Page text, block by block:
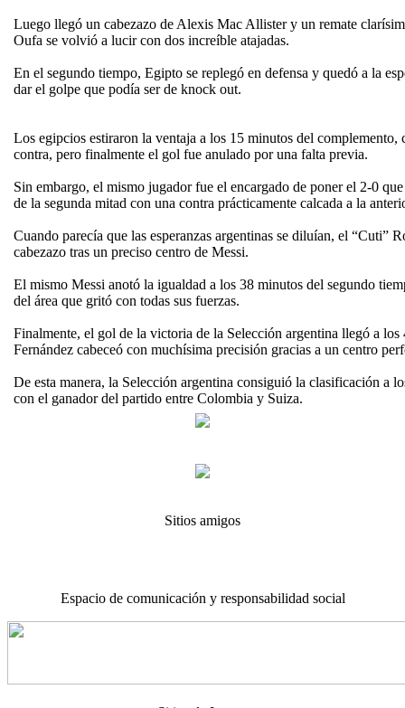
Luego llegó un cabezazo de Alexis Mac Allister y un remate
Oufa se volvió a lucir con dos increíble atajadas.
En el segundo tiempo, Egipto se replegó en defensa y quedó a la
dar el golpe que podía ser de knock out.
Los egipcios estiraron la ventaja a los 15 minutos del
contra, pero finalmente el gol fue anulado por una falta previa.
Sin embargo, el mismo jugador fue el encargado de poner el 2-0
de la segunda mitad con una contra prácticamente calcada a la
Cuando parecía que las esperanzas argentinas se diluían, el “Cuti”
cabezazo tras un preciso centro de Messi.
El mismo Messi anotó la igualdad a los 38 minutos del segundo
del área que gritó con todas sus fuerzas.
Finalmente, el gol de la victoria de la Selección argentina llegó a
Fernández cabeceó con muchísima precisión gracias a un centro
De esta manera, la Selección argentina consiguió la clasificación a
con el ganador del partido entre Colombia y Suiza.
Sitios amigos
Espacio de comunicación y responsabilidad social